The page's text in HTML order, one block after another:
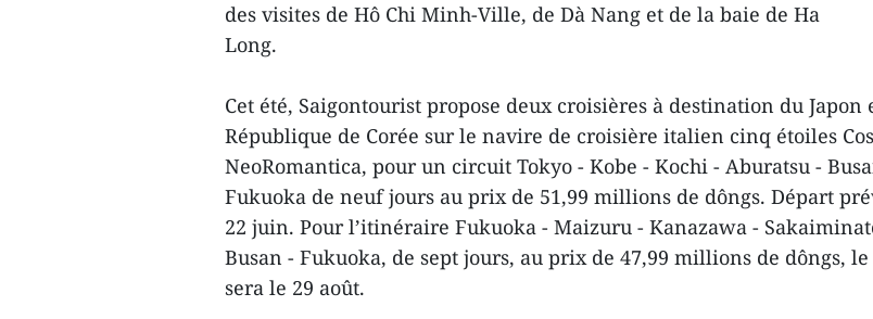
des visites de Hô Chi Minh-Ville, de Dà Nang et de la baie de Ha
Long.
Cet été, Saigontourist propose deux croisières à destination du Japon
République de Corée sur le navire de croisière italien cinq étoiles
NeoRomantica, pour un circuit Tokyo - Kobe - Kochi - Aburatsu -
Fukuoka de neuf jours au prix de 51,99 millions de dôngs. Départ
22 juin. Pour l’itinéraire Fukuoka - Maizuru - Kanazawa -
Busan - Fukuoka, de sept jours, au prix de 47,99 millions de dôngs,
sera le 29 août.